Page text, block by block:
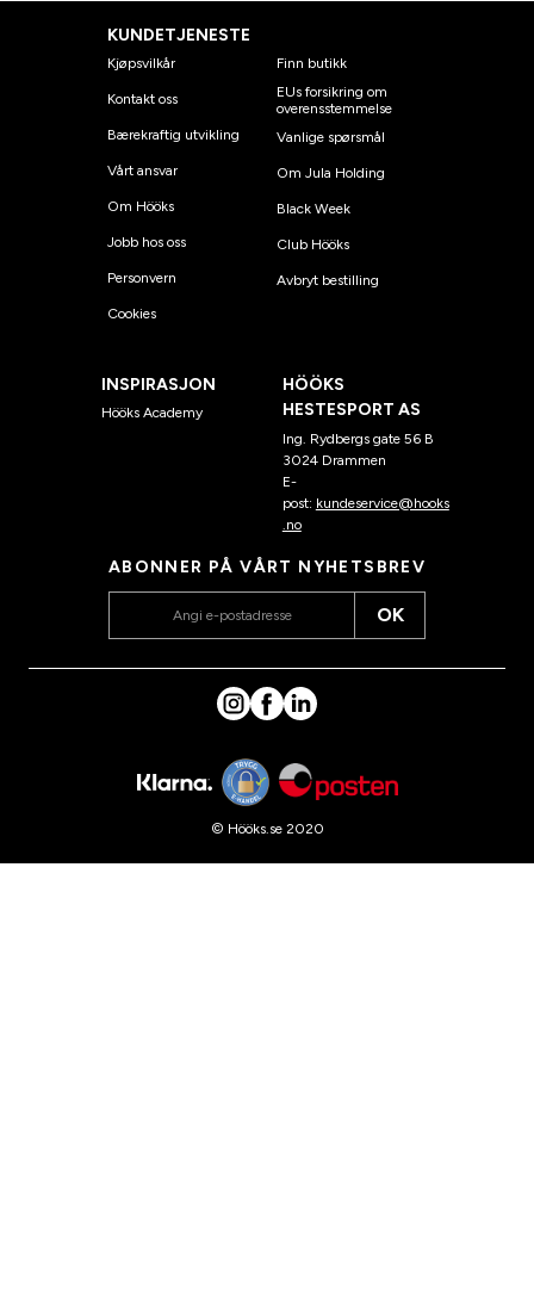
KUNDETJENESTE
Kjøpsvilkår
Kontakt oss
Bærekraftig utvikling
Vårt ansvar
Om Hööks
Jobb hos oss
Personvern
Cookies
Finn butikk
EUs forsikring om
overensstemmelse
Vanlige spørsmål
Om Jula Holding
Black Week
Club Hööks
Avbryt bestilling
INSPIRASJON
Hööks Academy
HÖÖKS
HESTESPORT AS
Ing. Rydbergs gate 56 B
3024 Drammen
E-
post: kundeservice@hooks
.no
ABONNER PÅ VÅRT NYHETSBREV
OK
© Hööks.se 2020